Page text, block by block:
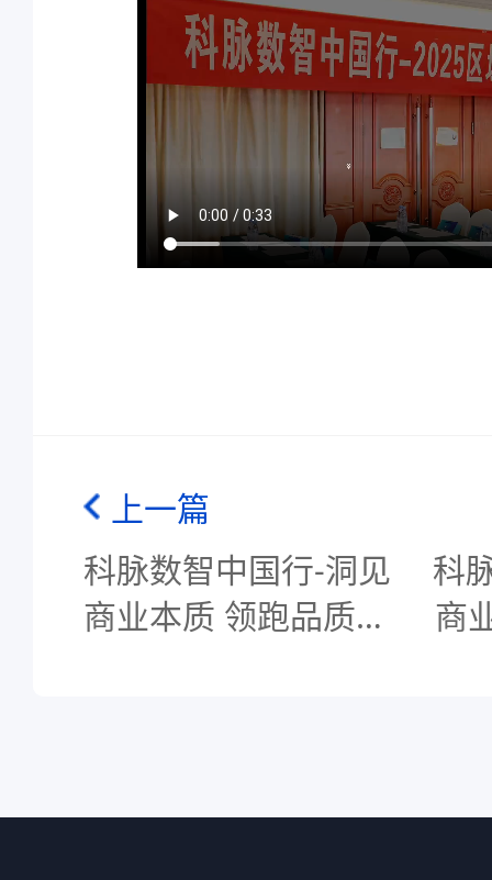
上一篇
科脉数智中国行-洞见
商业本质 领跑品质零
科
商